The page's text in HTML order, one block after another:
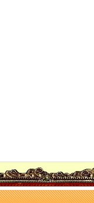
津_天涯论坛_天
招聘网_找工作求
网
同城
、一照一码”
招聘网_找工作求
财务管理有限公司
税咨询公司_重庆
公司
房产频道
,图片_重庆正青